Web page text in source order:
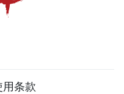
用条款